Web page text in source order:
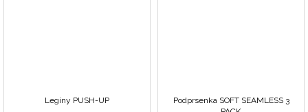
Legíny PUSH-UP
Podprsenka SOFT SEAMLESS 3